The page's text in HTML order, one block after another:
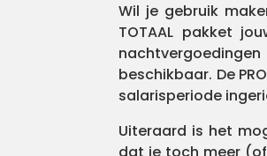
Wil je gebruik
TOTAAL pakket
beschikbaar. De
salarisperiode
Uiteraard is het